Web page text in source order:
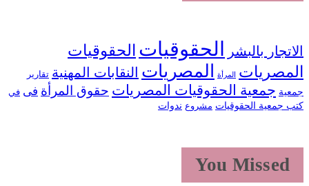
الاتجار بالبشر الحقوقيات الحقوقيات
المصريات
المرأة المصريات النقابات المهنية تقارير
جمعية جمعية الحقوقيات المصريات حقوق المرأة فى في
كتب جمعية الحقوقيات مشروع ندوات
You Missed